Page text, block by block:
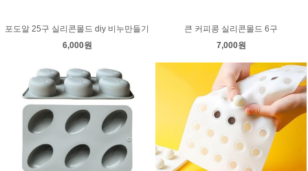
포도알 25구 실리콘몰드 diy 비누만들기
6,000원
큰 커피콩 실리콘몰드 6구
7,000원